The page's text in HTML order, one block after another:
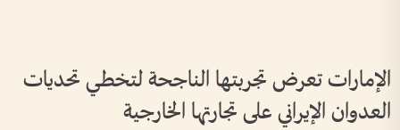
الإمارات تعرض تجربتها الناجحة لتخطي تحديات
العدوان الإيراني على تجارتها الخارجية